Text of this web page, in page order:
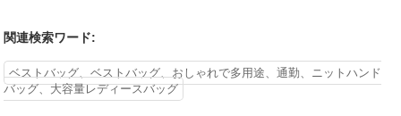
関連検索ワード:
ベストバッグ、ベストバッグ、おしゃれで多用途、通勤、ニットハンド
バッグ、大容量レディースバッグ